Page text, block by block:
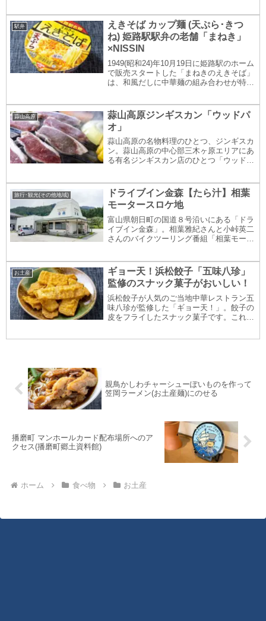
ンプリ獲得のご当地グルメ！ひるぜん焼そ
ばは、岡山県真...
駅弁
えきそば カップ麺 (天ぷら･きつ
ね) 姫路駅駅弁の老舗「まねき」
×NISSIN
1949(昭和24)年10月19日に姫路駅のホーム
で販売スタートした「まねきのえきそば」
は、和風だしに中華麺の組み合わせが特徴
します。
蒜山高原
蒜山高原ジンギスカン「ウッドパ
オ」
蒜山高原の名物料理のひとつ、ジンギスカ
ン。蒜山高原の中心部三木ヶ原エリアにあ
る有名ジンギスカン店のひとつ「ウッドパ
送りします。ぜひ最後までご覧ください
な！蒜山高原の...
旅行･観光(その他地域)
ドライブイン金森【たら汁】相葉
モータースロケ地
富山県朝日町の国道８号沿いにある「ドラ
イブイン金森」。相葉雅紀さんと小峠英二
さんのバイクツーリング番組「相葉モータ
ドライブイン金森 (富山県･国道8号｢たら
汁街道...
お土産
ギョー天！浜松餃子「五味八珍」
監修のスナック菓子がおいしい！
浜松餃子が人気のご当地中華レストラン五
味八珍が監修した「ギョー天！」。餃子の
皮をフライしたスナック菓子です。これは
親鳥かしわチャーシューぽいものを作って
笠岡ラーメン(お土産麺)にのせる
播磨町 マンホールカード配布場所へのア
クセス(播磨町郷土資料館)
ホーム 食べ物 お土産